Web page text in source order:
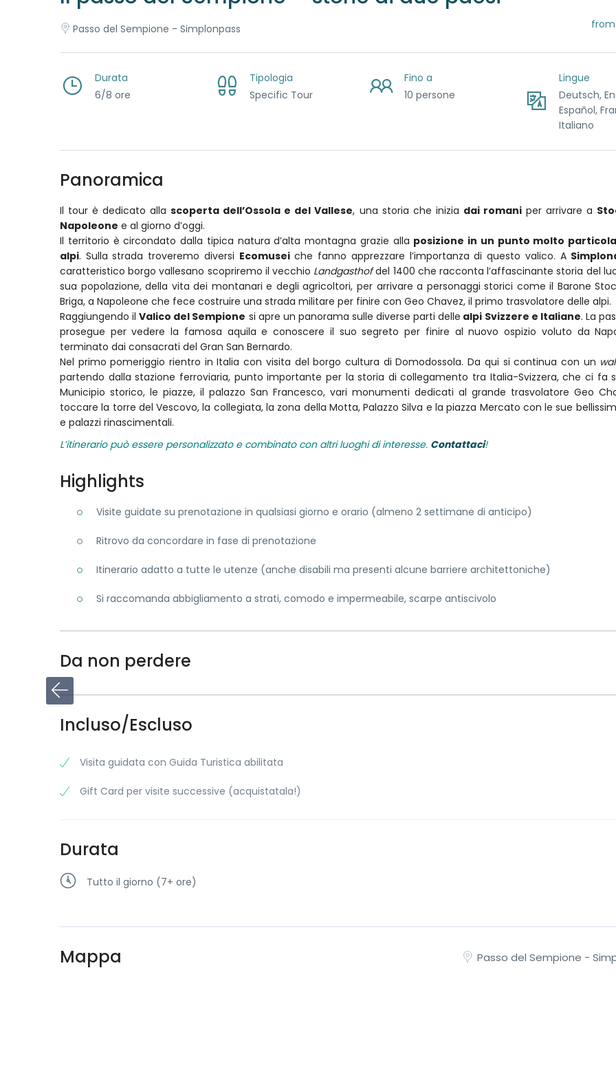
Passo del Sempione - Simplonpass
Durata
6/8 ore
Tipologia
Specific Tour
Fino a
10 persone
Lingue
Deutsch,
Español,
Italiano
Panoramica
Il tour è dedicato allascoperta dell’Ossola e del Vallese, una storia che inizia dai romaniper arrivare a
Napoleone e al giorno d’oggi.
Il territorio è circondato dalla tipica natura d’alta montagna grazie alla posizione in un punto molto
alpi. Sulla strada troveremo diversi Ecomuseiche fanno apprezzare l’importanza di questo valico. A
caratteristico borgo vallesano scopriremo il vecchio Landgasthofdel 1400 che racconta l’affascinante storia del
sua popolazione, della vita dei montanari e degli agricoltori, per arrivare a personaggi storici come il Barone
Briga, a Napoleone che fece costruire una strada militare per finire con Geo Chavez, il primo trasvolatore delle alpi.
Raggiungendo ilValico del Sempione si apre un panorama sulle diverse parti delle alpi Svizzere e Italiane. La
prosegue per vedere la famosa aquila e conoscere il suo segreto per finire al nuovo ospizio voluto da
terminato dai consacrati del Gran San Bernardo.
Nel primo pomeriggio rientro in Italia con visita del borgo cultura di Domodossola. Da qui si continua con un
partendo dalla stazione ferroviaria, punto importante per la storia di collegamento tra Italia-Svizzera, che ci fa
Municipio storico, le piazze, il palazzo San Francesco, vari monumenti dedicati al grande trasvolatore Geo
toccare la torre del Vescovo, la collegiata, la zona della Motta, Palazzo Silva e la piazza Mercato con le sue
e palazzi rinascimentali.
L’itinerario può essere personalizzato e combinato con altri luoghi di interesse. Contattaci!
Highlights
Visite guidate su prenotazione in qualsiasi giorno e orario (almeno 2 settimane di anticipo)
Ritrovo da concordare in fase di prenotazione
Itinerario adatto a tutte le utenze (anche disabili ma presenti alcune barriere architettoniche)
Si raccomanda abbigliamento a strati, comodo e impermeabile, scarpe antiscivolo
Da non perdere
Incluso/Escluso
Visita guidata con Guida Turistica abilitata
Gift Card per visite successive (acquistatala!)
Durata
Tutto il giorno (7+ ore)
Mappa Passo del Sempione -